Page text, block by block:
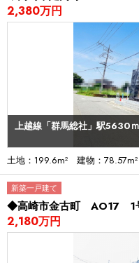
2,380万円
上越線「群馬総社」駅5630
土地：199.6m² 建物：
新築一戸建て
◆高崎市金古町 AO17 1
2,180万円